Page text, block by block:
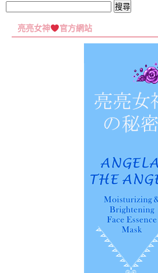
關
亮亮女神 官方網站